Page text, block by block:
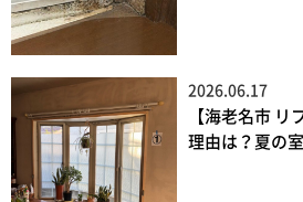
2026.06.17
【海老名市 リ
理由は？夏の